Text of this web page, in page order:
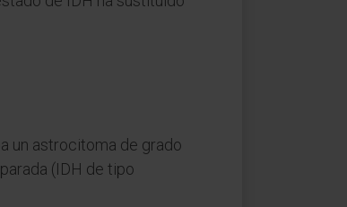
un astrocitoma de grado
(IDH de tipo